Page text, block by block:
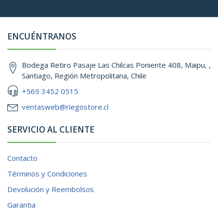
ENCUÉNTRANOS
Bodega Retiro Pasaje Las Chilcas Poniente 408, Maipu, ,
Santiago, Región Metropolitana, Chile
+569 3452 0515
ventasweb@riegostore.cl
SERVICIO AL CLIENTE
Contacto
Términos y Condiciones
Devolución y Reembolsos
Garantia